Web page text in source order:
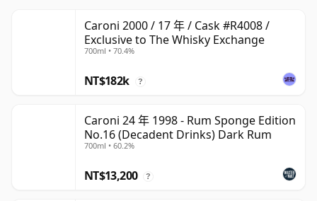
Caroni 2000 / 17 年 / Cask #R4008 /
Exclusive to The Whisky Exchange
700ml • 70.4%
NT$182k ?
Caroni 24 年 1998 - Rum Sponge Edition
No.16 (Decadent Drinks) Dark Rum
700ml • 60.2%
NT$13,200 ?